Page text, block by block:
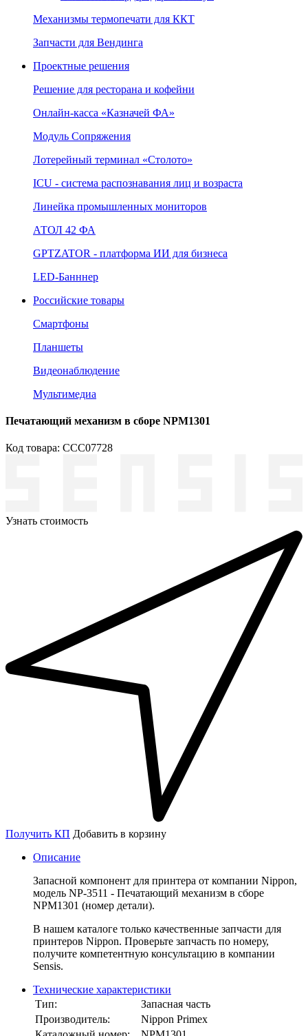
Механизмы термопечати для ККТ
Запчасти для Вендинга
Проектные решения
Решение для ресторана и кофейни
Онлайн‑касса «Казначей ФА»
Модуль Сопряжения
Лотерейный терминал «Столото»
ICU - система распознавания лиц и возраста
Линейка промышленных мониторов
АТОЛ 42 ФА
GPTZATOR - платформа ИИ для бизнеса
LED-Банннер
Российские товары
Смартфоны
Планшеты
Видеонаблюдение
Мультимедиа
Печатающий механизм в сборе NPM1301
Код товара: ССС07728
Узнать стоимость
Получить КП Добавить в корзину
Описание
Запасной компонент для принтера от компании Nippon,
модель NP-3511 - Печатающий механизм в сборе
NPM1301 (номер детали).
В нашем каталоге только качественные запчасти для
принтеров Nippon. Проверьте запчасть по номеру,
получите компетентную консультацию в компании
Sensis.
Технические характеристики
Тип:
Запасная часть
Производитель:
Nippon Primex